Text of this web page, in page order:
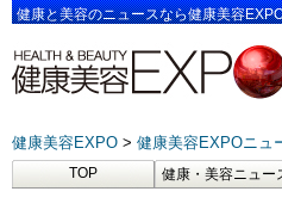
健康と美容のニュースなら健康美容
健康美容EXPO 健康美容EXPOニュ
TOP 健康・美容ニュー